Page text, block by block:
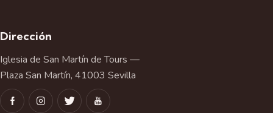
Dirección
Iglesia de San Martín de Tours —
Plaza San Martín, 41003 Sevilla